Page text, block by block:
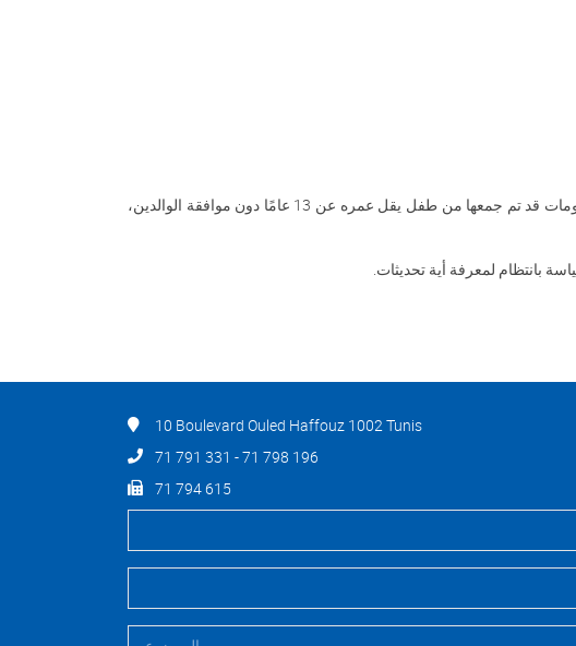
يرجى ملاحظة أننا لا نقوم بجمع المعلومات من الأطفال دون سن 13 عامًا دون موافقة الوالدين عن قصد. إذا اكتشفنا أن المعلومات قد تم جمعها من طفل يقل عمره عن 13 عامًا دون موافقة الوالدين،
.
10 Boulevard Ouled Haffouz 1002 Tunis
71 791 331 - 71 798 196
71 794 615